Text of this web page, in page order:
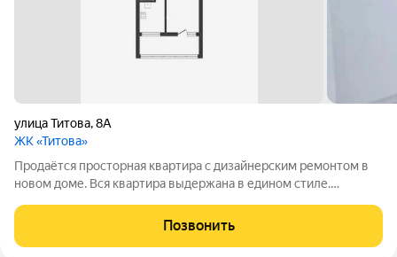
улица Титова,8А
ЖК «Титова»
Продаётся просторная квартира с дизайнерским ремонтом в
новом доме. Вся квартира выдержана в едином стиле.
гарнитур со встроенной бытовой техникой, который остаётся
новым владельцам. Есть большая
Позвонить